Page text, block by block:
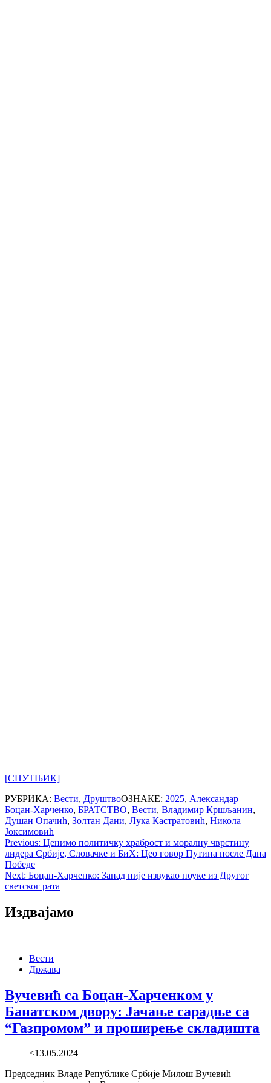
[СПУТЊИК]
РУБРИКА: Вести, ДруштвоОЗНАКЕ: 2025, Александар
Боцан-Харченко, БРАТСТВО, Вести, Владимир Кршљанин,
Душан Опачић, Золтан Дани, Лука Кастратовић, Никола
Јоксимовић
Post
navigation
Previous: Ценимо политичку храброст и моралну чврстину
лидера Србије, Словачке и БиХ: Цео говор Путина после Дана
Победе
Next: Боцан-Харченко: Запад није извукао поуке из Другог
светског рата
Издвајамо
Вести
Држава
Вучевић са Боцан-Харченком у
Банатском двору: Јачање сарадње са
“Газпромом” и проширење складишта
<13.05.2024
Председник Владе Републике Србије Милош Вучевић